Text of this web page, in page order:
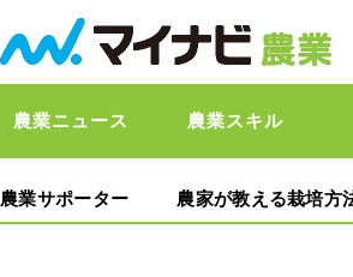
農業ニュース 農業スキル
農業サポーター 農家が教える栽培方